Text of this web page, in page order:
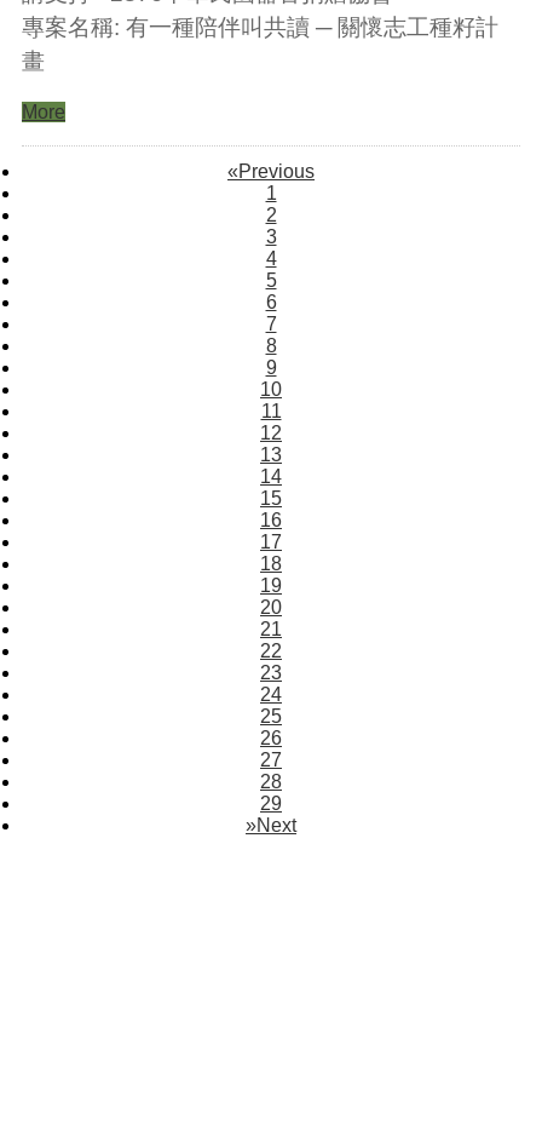
專案名稱: 有一種陪伴叫共讀 ─ 關懷志工種籽計
畫
More
«Previous
1
2
3
4
5
6
7
8
9
10
11
12
13
14
15
16
17
18
19
20
21
22
23
24
25
26
27
28
29
»Next